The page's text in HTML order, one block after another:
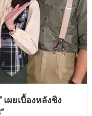
ผยเบื้องหลังชิง